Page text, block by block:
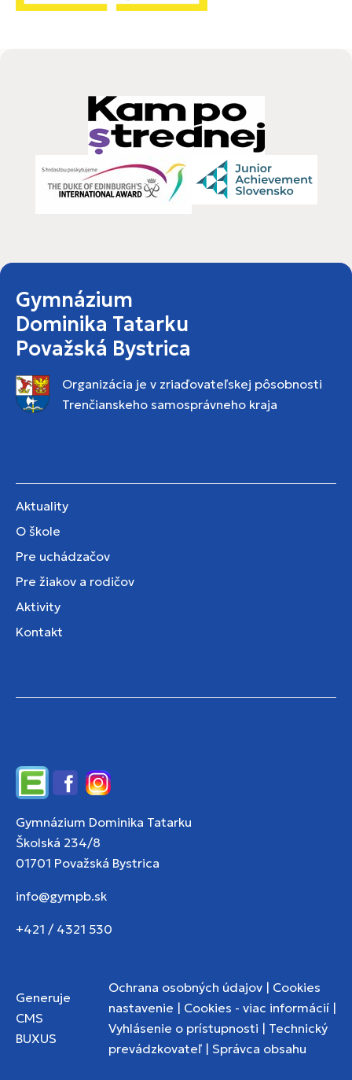
Gymnázium
Dominika Tatarku
Považská Bystrica
Organizácia je v zriaďovateľskej pôsobnosti
Trenčianskeho samosprávneho kraja
Aktuality
O škole
Pre uchádzačov
Pre žiakov a rodičov
Aktivity
Kontakt
EdupageFacebookInstagram
Gymnázium Dominika Tatarku
Školská 234/8
01701 Považská Bystrica
info@gympb.sk
+421 / 4321 530
Generuje
CMS
BUXUS
Ochrana osobných údajov | Cookies
nastavenie | Cookies - viac informácií |
Vyhlásenie o prístupnosti | Technický
prevádzkovateľ | Správca obsahu